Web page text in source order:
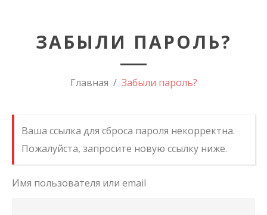
ЗАБЫЛИ ПАРОЛЬ?
Главная Забыли пароль?
Ваша ссылка для сброса пароля некорректна.
Пожалуйста, запросите новую ссылку ниже.
Имя пользователя или email